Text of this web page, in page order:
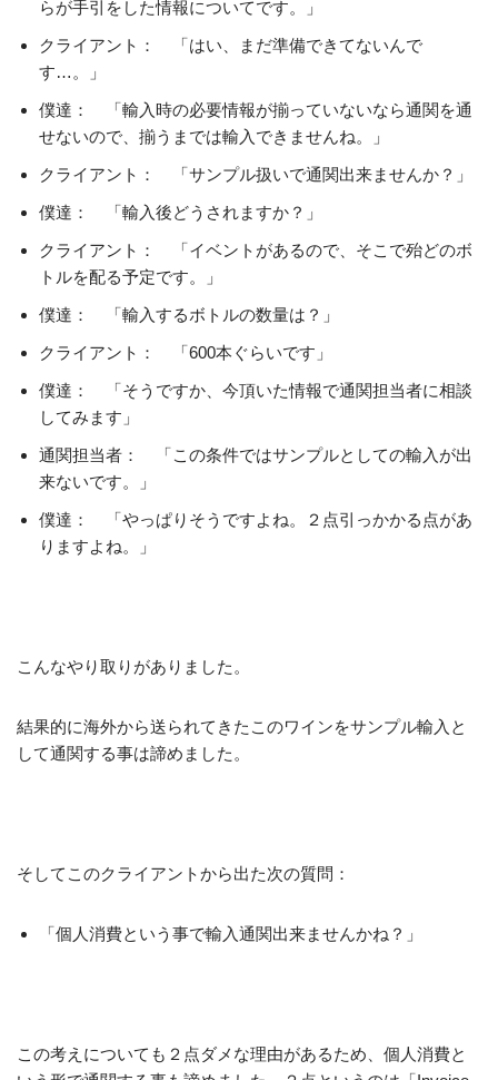
らが手引をした情報についてです。」
クライアント： 「はい、まだ準備できてないんで
す…。」
僕達： 「輸入時の必要情報が揃っていないなら通関を通
せないので、揃うまでは輸入できませんね。」
クライアント： 「サンプル扱いで通関出来ませんか？」
僕達： 「輸入後どうされますか？」
クライアント： 「イベントがあるので、そこで殆どのボ
トルを配る予定です。」
僕達： 「輸入するボトルの数量は？」
クライアント： 「600本ぐらいです」
僕達： 「そうですか、今頂いた情報で通関担当者に相談
してみます」
通関担当者： 「この条件ではサンプルとしての輸入が出
来ないです。」
僕達： 「やっぱりそうですよね。２点引っかかる点があ
りますよね。」
こんなやり取りがありました。
結果的に海外から送られてきたこのワインをサンプル輸入と
して通関する事は諦めました。
そしてこのクライアントから出た次の質問：
「個人消費という事で輸入通関出来ませんかね？」
この考えについても２点ダメな理由があるため、個人消費と